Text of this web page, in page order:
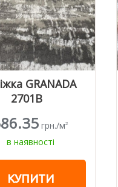
GRANADA
2701В
грн./м2
в наявності
КУПИТИ